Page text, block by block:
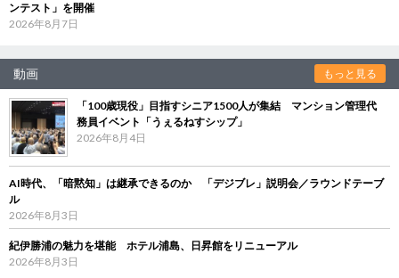
ンテスト」を開催
2026年8月7日
動画 もっと見る
「100歳現役」目指すシニア1500人が集結 マンション管理代
務員イベント「うぇるねすシップ」
2026年8月4日
AI時代、「暗黙知」は継承できるのか 「デジブレ」説明会／ラウンドテーブ
ル
2026年8月3日
紀伊勝浦の魅力を堪能 ホテル浦島、日昇館をリニューアル
2026年8月3日